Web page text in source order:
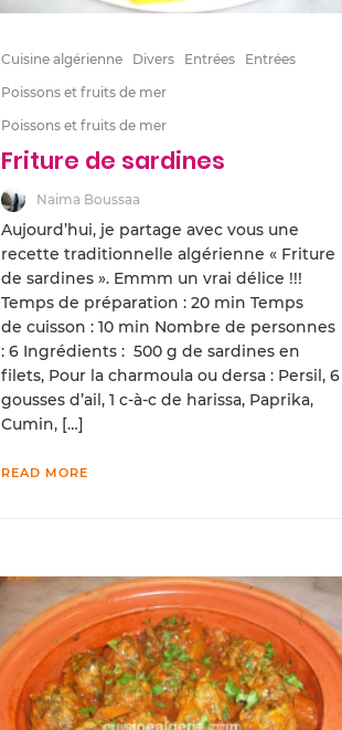
Cuisine algérienne Divers Entrées
Entrées
Poissons et fruits de mer
Poissons et fruits de mer
Friture de sardines
Naima Boussaa
Aujourd’hui, je partage avec vous une
recette traditionnelle algérienne « Friture
de sardines ». Emmm un vrai délice !!!
Temps de préparation : 20 min Temps
de cuisson : 10 min Nombre de personnes
: 6 Ingrédients : 500 g de sardines en
filets, Pour la charmoula ou dersa : Persil, 6
gousses d’ail, 1 c-à-c de harissa, Paprika,
Cumin, […]
READ MORE